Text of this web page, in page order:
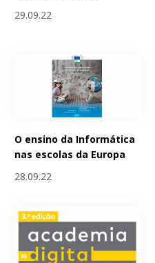
29.09.22
O ensino da Informática
nas escolas da Europa
28.09.22